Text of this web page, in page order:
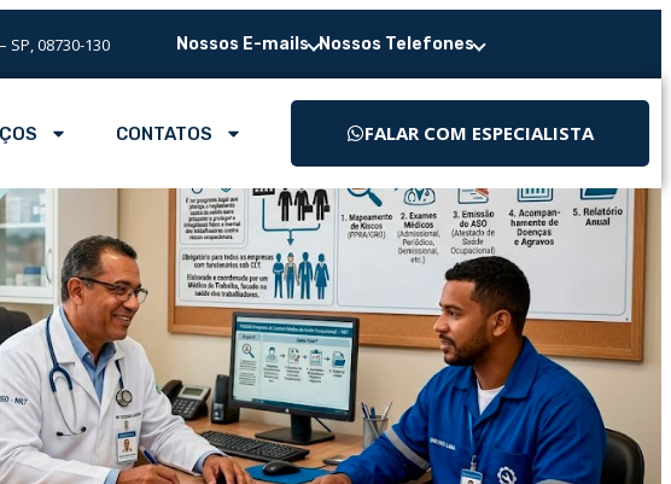
08730-130 Nossos E-mails Nossos Telefones
CONTATOS FALAR COM ESPECIALISTA